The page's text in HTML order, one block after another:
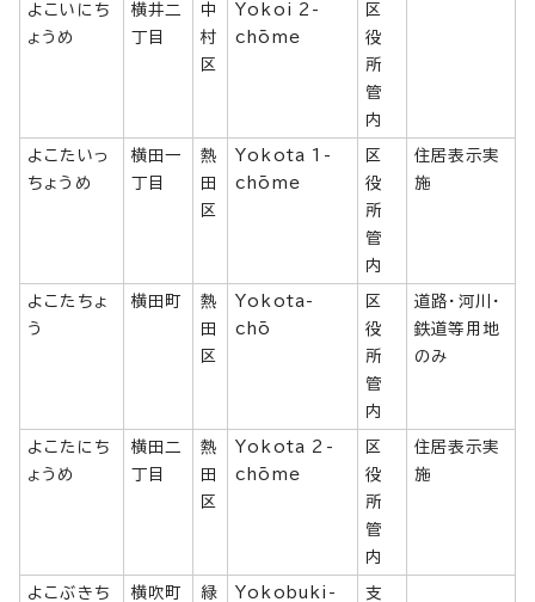
よこいにち
ょうめ
横井二
丁目
中
村
区
Yokoi 2-
chōme
区
役
所
管
内
よこたいっ
ちょうめ
横田一
丁目
熱
田
区
Yokota 1-
chōme
区
役
所
管
内
住居表示実
施
よこたちょ
う
横田町
熱
田
区
Yokota-
chō
区
役
所
管
内
道路・河川・
鉄道等用地
のみ
よこたにち
ょうめ
横田二
丁目
熱
田
区
Yokota 2-
chōme
区
役
所
管
内
住居表示実
施
よこぶきち
横吹町
緑
Yokobuki-
支